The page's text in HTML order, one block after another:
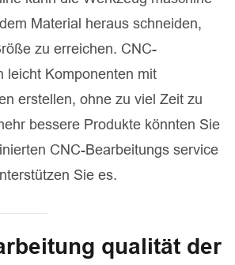
Material heraus schneiden,
zu erreichen. CNC-
leicht Komponenten mit
erstellen, ohne zu viel Zeit zu
bessere Produkte könnten Sie
CNC-Bearbeitungs service
Sie es.
qualität der